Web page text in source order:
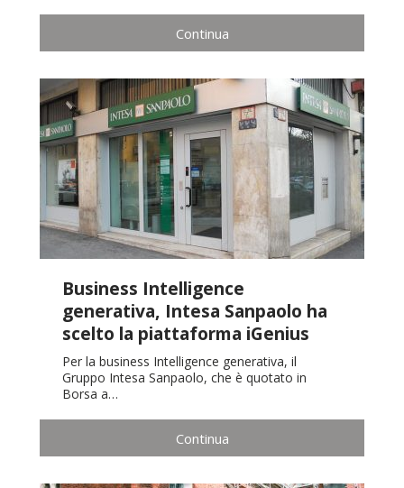
Continua
Business Intelligence
generativa, Intesa Sanpaolo ha
scelto la piattaforma iGenius
Per la business Intelligence generativa, il
Gruppo Intesa Sanpaolo, che è quotato in
Borsa a…
Continua